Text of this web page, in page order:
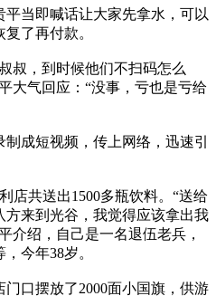
当即喊话让大家先拿水，可以
了再付款。
叔，到时候他们不扫码怎么
大气回应：“没事，亏也是亏给
成短视频，传上网络，迅速引
店共送出1500多瓶饮料。“送给
来到光谷，我觉得应该拿出我
介绍，自己是一名退伍老兵，
今年38岁。
口摆放了2000面小国旗，供游